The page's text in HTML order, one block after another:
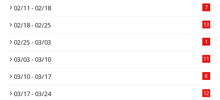
02/11 - 02/18 7
02/18 - 02/25 13
02/25 - 03/03 1
03/03 - 03/10 11
03/10 - 03/17 8
03/17 - 03/24 12